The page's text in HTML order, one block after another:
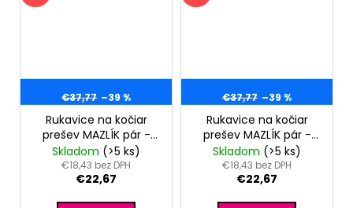
€37,77 –39 %
Rukavice na kočiar
prešev MAZLÍK pár -
oceľovo
modrá/modrá
Skladom (>5 ks)
€18,43 bez DPH
€22,67
€37,77 –39 %
Rukavice na kočiar
prešev MAZLÍK pár -
zlatá
kvetinky/medová
Skladom (>5 ks)
€18,43 bez DPH
€22,67